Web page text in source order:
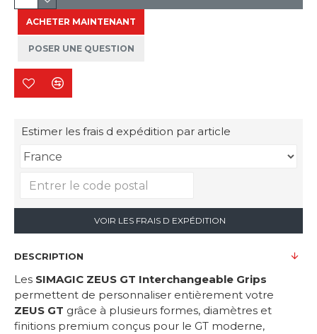
ACHETER MAINTENANT
POSER UNE QUESTION
Estimer les frais d expédition par article
VOIR LES FRAIS D EXPÉDITION
DESCRIPTION
Les SIMAGIC ZEUS GT Interchangeable Grips
permettent de personnaliser entièrement votre
ZEUS GT grâce à plusieurs formes, diamètres et
finitions premium conçus pour le GT moderne,